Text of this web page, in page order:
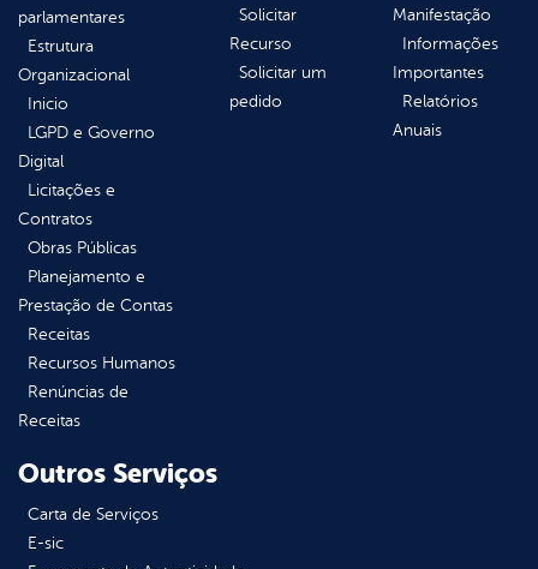
parlamentares
Estrutura
Organizacional
Inicio
LGPD e Governo
Digital
Licitações e
Contratos
Obras Públicas
Planejamento e
Prestação de Contas
Receitas
Recursos Humanos
Renúncias de
Receitas
Solicitar
Recurso
Solicitar um
pedido
Manifestação
Informações
Importantes
Relatórios
Anuais
Outros Serviços
Carta de Serviços
E-sic